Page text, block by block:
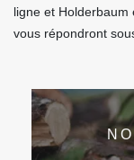
ligne et Holderbaum
vous répondront